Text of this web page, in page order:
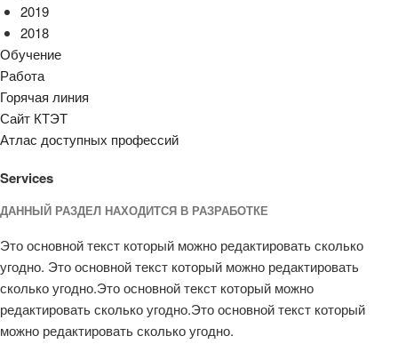
2019
2018
Обучение
Работа
Горячая линия
Сайт КТЭТ
Атлас доступных профессий
Services
ДАННЫЙ РАЗДЕЛ НАХОДИТСЯ В РАЗРАБОТКЕ
Это основной текст который можно редактировать сколько
угодно. Это основной текст который можно редактировать
сколько угодно.Это основной текст который можно
редактировать сколько угодно.Это основной текст который
можно редактировать сколько угодно.